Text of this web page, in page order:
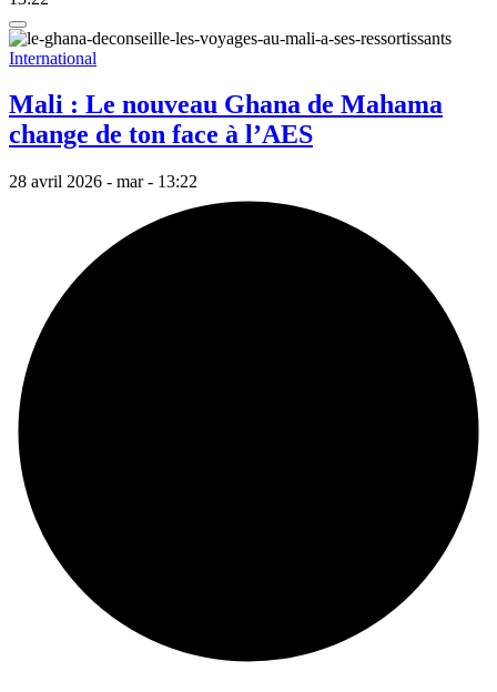
International
Mali : Le nouveau Ghana de Mahama
change de ton face à l’AES
28 avril 2026 - mar - 13:22